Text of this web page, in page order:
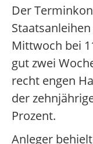
Der
Mittwoch bei
gut zwei
recht engen
der
Prozent.
Anleger